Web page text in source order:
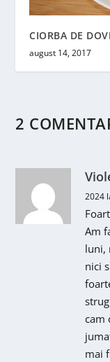
CIORBA DE
august 14, 2017
2
2024
Am
luni,
nici
cam
mai